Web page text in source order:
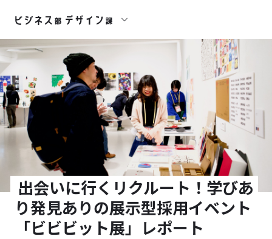
出会いに行くリクルート！学びあ
り発見ありの展示型採用イベント
「ビビビット展」レポート